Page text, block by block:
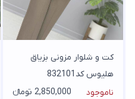
کت و شلوار مزونی بزیاق
هلیوس کد832101
ناموجود
2,850,000 تومانء